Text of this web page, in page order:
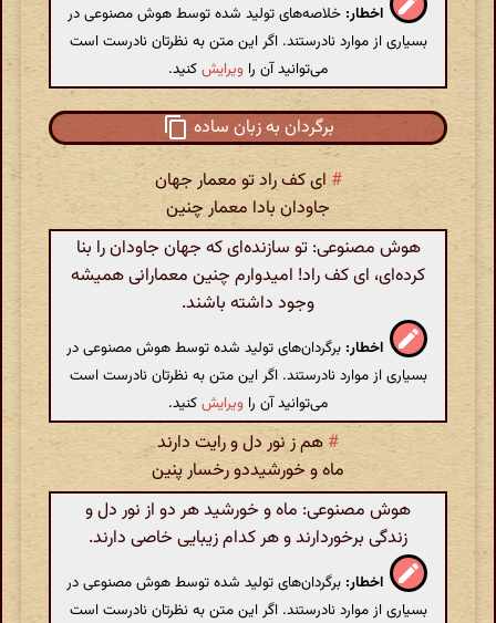
اخطار: خلاصه‌های تولید شده توسط هوش مصنوعی در
بسیاری از موارد نادرستند. اگر این متن به نظرتان نادرست است
می‌توانید آن را ویرایشکنید.
برگردان به زبان ساده
# ای کف راد تو معمار جهان
جاودان بادا معمار چنین
هوش مصنوعی: تو سازنده‌ای که جهان جاودان را بنا
کرده‌ای، ای کف راد! امیدوارم چنین معمارانی همیشه
وجود داشته باشند.
اخطار: برگردان‌های تولید شده توسط هوش مصنوعی در
بسیاری از موارد نادرستند. اگر این متن به نظرتان نادرست است
می‌توانید آن را ویرایشکنید.
# هم ز نور دل و رایت دارند
ماه و خورشیددو رخسار پنین
هوش مصنوعی: ماه و خورشید هر دو از نور دل و
زندگی برخوردارند و هر کدام زیبایی خاصی دارند.
اخطار: برگردان‌های تولید شده توسط هوش مصنوعی در
بسیاری از موارد نادرستند. اگر این متن به نظرتان نادرست است